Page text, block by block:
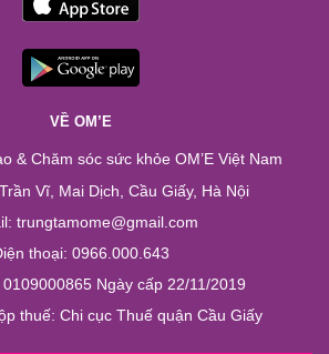
VỀ OM’E
& Chăm sóc sức khỏe OM’E Việt Nam
Vĩ, Mai Dịch, Cầu Giấy, Hà Nội
trungtamome@gmail.com
thoại: 0966.000.643
Ngày cấp 22/11/2019
thuế: Chi cục Thuế quận Cầu Giấy